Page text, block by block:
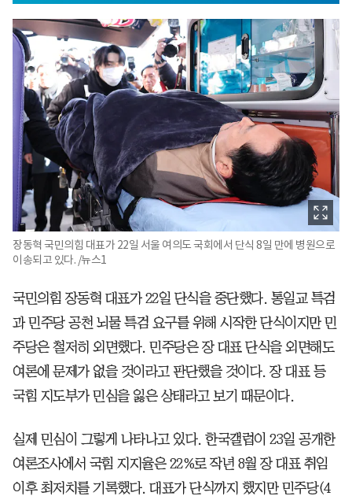
장동혁 국민의힘 대표가 22일 서울 여의도 국회에서 단식 8일 만에 병원으로
이송되고 있다. /뉴스1
국민의힘 장동혁 대표가 22일 단식을 중단했다. 통일교 특검
과 민주당 공천 뇌물 특검 요구를 위해 시작한 단식이지만 민
주당은 철저히 외면했다. 민주당은 장 대표 단식을 외면해도
여론에 문제가 없을 것이라고 판단했을 것이다. 장 대표 등
국힘 지도부가 민심을 잃은 상태라고 보기 때문이다.
실제 민심이 그렇게 나타나고 있다. 한국갤럽이 23일 공개한
여론조사에서 국힘 지지율은 22%로 작년 8월 장 대표 취임
이후 최저치를 기록했다. 대표가 단식까지 했지만 민주당(4